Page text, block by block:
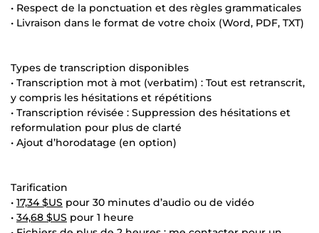
• Respect de la ponctuation et des règles grammaticales
• Livraison dans le format de votre choix (Word, PDF, TXT)
Types de transcription disponibles
• Transcription mot à mot (verbatim) : Tout est retranscrit,
y compris les hésitations et répétitions
• Transcription révisée : Suppression des hésitations et
reformulation pour plus de clarté
• Ajout d’horodatage (en option)
Tarification
• 17,34 $US pour 30 minutes d’audio ou de vidéo
• 34,68 $US pour 1 heure